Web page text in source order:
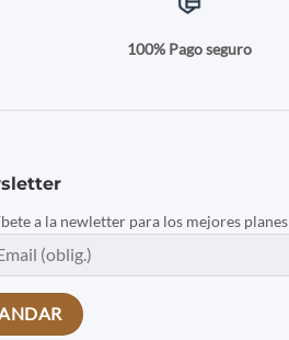
100% Pago seguro
a la newletter para los mejores planes